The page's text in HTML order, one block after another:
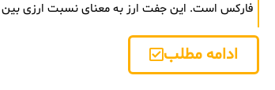
فارکس است. این جفت ارز به معنای نسبت ارزی بین
ادامه مطلب